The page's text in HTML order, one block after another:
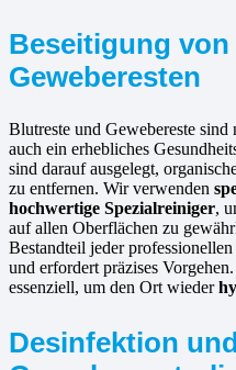
Beseitigung von
Geweberesten
Blutreste und Gewebereste
auch ein erhebliches
sind darauf ausgelegt,
zu entfernen. Wir verwenden
hochwertige Spezialreiniger,
auf allen Oberflächen zu
Bestandteil jeder
und erfordert präzises
essenziell, um den Ort wieder
Desinfektion